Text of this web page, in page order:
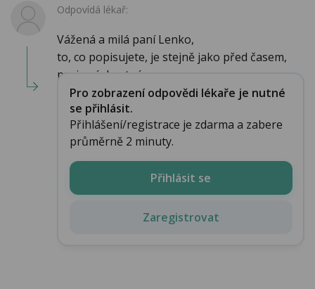
Odpovídá lékař:
Vážená a milá paní Lenko,
to, co popisujete, je stejně jako před časem,
projev úzkostné p...
Pro zobrazení odpovědi lékaře je nutné
se přihlásit.
Přihlášení/registrace je zdarma a zabere
průměrně 2 minuty.
Přihlásit se
Zaregistrovat